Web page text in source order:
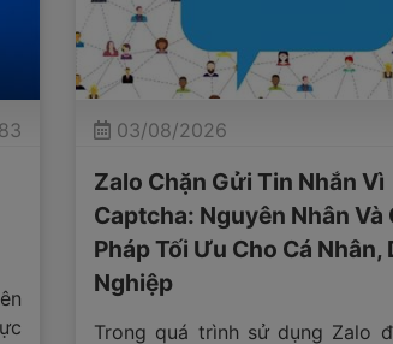
83 03/08/2026
Zalo Chặn Gửi Tin Nhắn Vì
Captcha: Nguyên Nhân Và
Pháp Tối Ưu Cho Cá Nhân,
Nghiệp
Trong quá trình sử dụng Zalo